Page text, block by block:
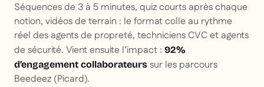
Séquences de 3 à 5 minutes, quiz courts après chaque
notion, vidéos de terrain : le format colle au rythme
réel des agents de propreté, techniciens CVC et agents
de sécurité. Vient ensuite l’impact : 92%
d’engagement collaborateurs sur les parcours
Beedeez (Picard).